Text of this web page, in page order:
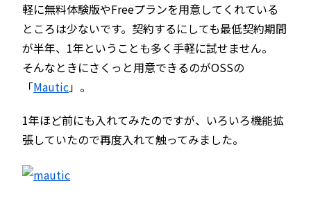
軽に無料体験版やFreeプランを用意してくれている
ところは少ないです。契約するにしても最低契約期間
が半年、1年ということも多く手軽に試せません。
そんなときにさくっと用意できるのがOSSの
「Mautic」。
1年ほど前にも入れてみたのですが、いろいろ機能拡
張していたので再度入れて触ってみました。